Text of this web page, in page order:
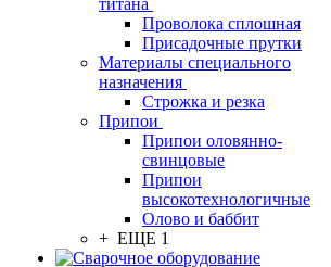
титана
Проволока сплошная
Присадочные прутки
Материалы специального
назначения
Строжка и резка
Припои
Припои оловянно-
свинцовые
Припои
высокотехнологичные
Олово и баббит
+ ЕЩЕ 1